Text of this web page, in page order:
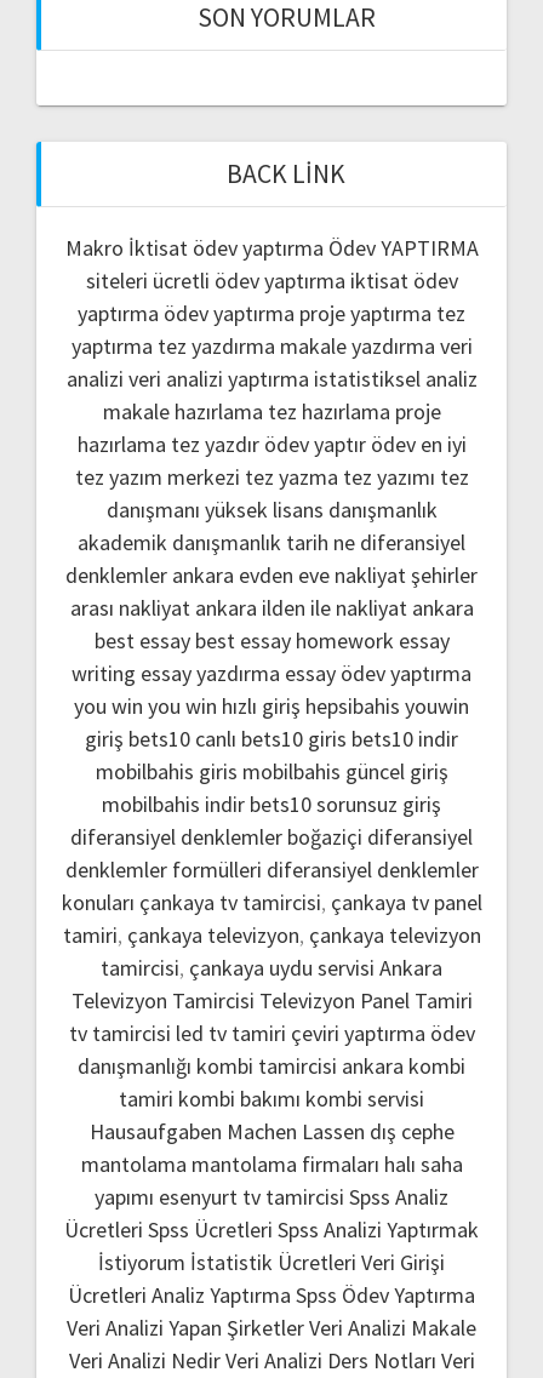
SON YORUMLAR
BACK LINK
Makro İktisat ödev yaptırma Ödev YAPTIRMA
siteleri ücretli ödev yaptırma iktisat ödev
yaptırma ödev yaptırma proje yaptırma tez
yaptırma tez yazdırma makale yazdırma veri
analizi veri analizi yaptırma istatistiksel analiz
makale hazırlama tez hazırlama proje
hazırlama tez yazdır ödev yaptır ödev en iyi
tez yazım merkezi tez yazma tez yazımı tez
danışmanı yüksek lisans danışmanlık
akademik danışmanlık tarih ne diferansiyel
denklemler ankara evden eve nakliyatşehirler
arası nakliyat ankara ilden ile nakliyat ankara
best essay best essay homework essay
writing essay yazdırma essay ödev yaptırma
you win you win hızlı giriş hepsibahis youwin
giriş bets10 canlı bets10 giris bets10 indir
mobilbahis giris mobilbahis güncel giriş
mobilbahis indir bets10 sorunsuz giriş
diferansiyel denklemler boğaziçi diferansiyel
denklemler formülleri diferansiyel denklemler
konuları çankaya tv tamircisi, çankaya tv panel
tamiri, çankaya televizyon, çankaya televizyon
tamircisi, çankaya uydu servisi Ankara
Televizyon Tamircisi Televizyon Panel Tamiri
tv tamircisi led tv tamiri çeviri yaptırma ödev
danışmanlığı kombi tamircisi ankara kombi
tamiri kombi bakımı kombi servisi
Hausaufgaben Machen Lassen dış cephe
mantolama mantolama firmaları halı saha
yapımı esenyurt tv tamircisi Spss Analiz
Ücretleri Spss Ücretleri Spss Analizi Yaptırmak
İstiyorum İstatistik Ücretleri Veri Girişi
Ücretleri Analiz Yaptırma Spss Ödev Yaptırma
Veri Analizi Yapan ŞirketlerVeri Analizi Makale
Veri Analizi NedirVeri Analizi Ders Notları Veri